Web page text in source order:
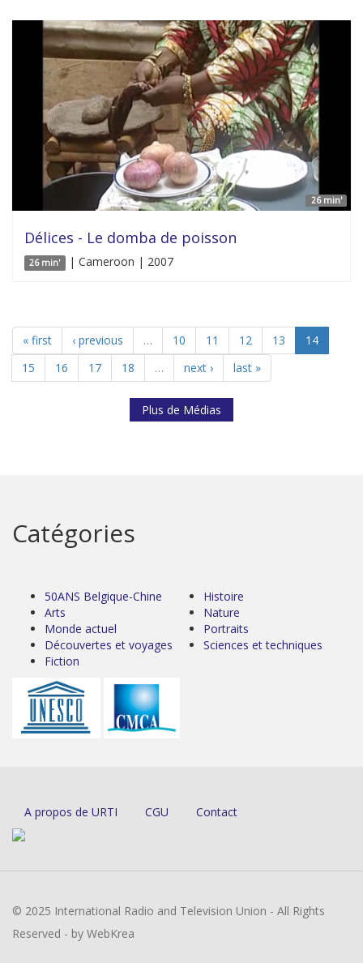
26 min'
Délices - Le domba de poisson
26 min' | Cameroon | 2007
« first ‹ previous … 10 11 12 13
14
15
16 17 18 … next › last »
Plus de Médias
Catégories
50ANS Belgique-Chine
Arts
Monde actuel
Découvertes et voyages
Fiction
Histoire
Nature
Portraits
Sciences et techniques
A propos de URTI CGU Contact
© 2025 International Radio and Television Union - All Rights
Reserved - by WebKrea